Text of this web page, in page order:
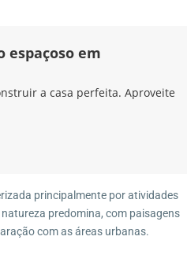
espaçoso em
a casa perfeita. Aproveite
principalmente por atividades
predomina, com paisagens
com as áreas urbanas.